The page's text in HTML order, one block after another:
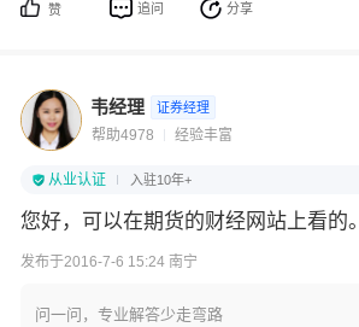
赞 追问 分享
韦经理 证券经理
帮助4978 经验丰富
从业认证 入驻10年+
您好，可以在期货的财经网站上看的。
发布于2016-7-6 15:24 南宁
问一问，专业解答少走弯路